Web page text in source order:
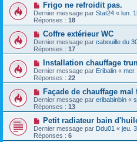
Frigo ne refroidit pas.
Dernier message par Stat24 « lun.
Réponses : 18
Coffre extérieur WC
Dernier message par cabouille du
Réponses : 17
Installation chauffage
Dernier message par Eribalin «
Réponses : 22
Façade de chauffage mal
Dernier message par eribabinbin «
Réponses : 13
Petit radiateur bain
Dernier message par Ddu01 « jeu.
Réponses : 6